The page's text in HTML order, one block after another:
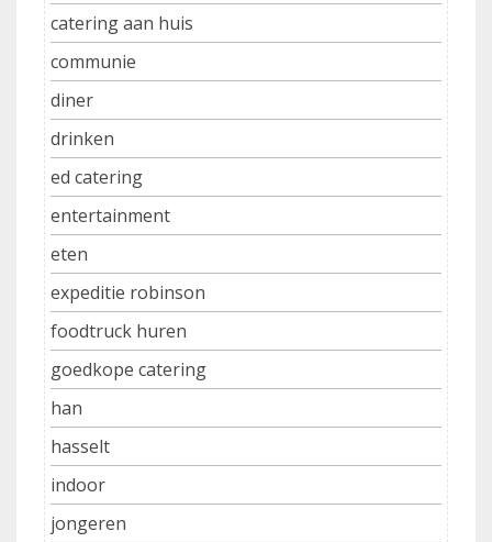
catering aan huis
communie
diner
drinken
ed catering
entertainment
eten
expeditie robinson
foodtruck huren
goedkope catering
han
hasselt
indoor
jongeren